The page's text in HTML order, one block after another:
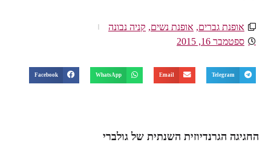
אופנת גברים, אופנת נשים, קניה נבונה
ספטמבר 16, 2015
Telegram
Email
WhatsApp
Facebook
החגיגה הגרנדיוזית השנתית של גולברי